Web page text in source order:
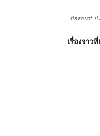
ข้อสอบnt ป
เรื่องราว